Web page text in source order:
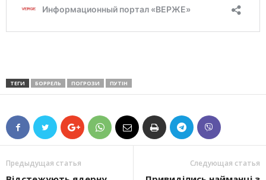
ТЕГИ БОРРЕЛЬ ПОГРОЗИ ПУТІН
Предыдущая статья Следующая статья